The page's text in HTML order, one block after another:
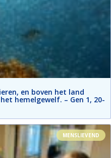
en boven het land
hemelgewelf. – Gen 1, 20-
MENSLIEVEND